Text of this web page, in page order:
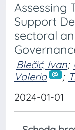
Assessing
Support
sectoral
Blečić, Ivan;
Valeria
;
2024-01-01